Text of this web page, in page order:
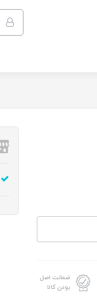
ضمانت اصل
بودن کالا